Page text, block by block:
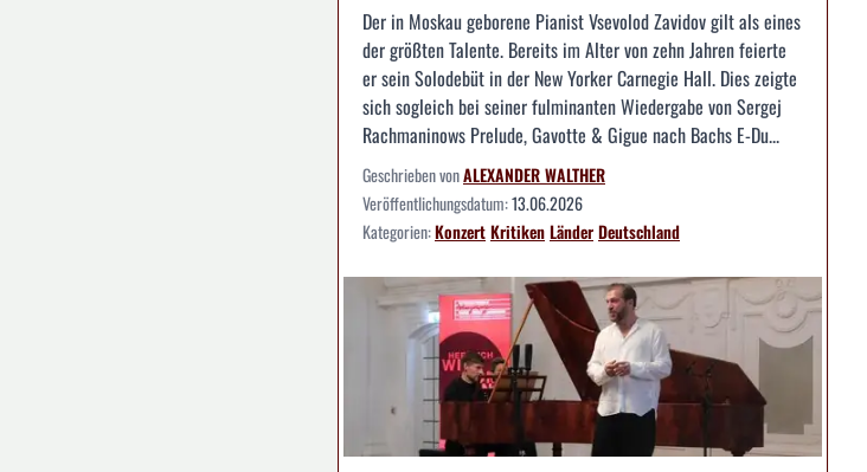
Der in Moskau geborene Pianist Vsevolod Zavidov gilt als eines
der größten Talente. Bereits im Alter von zehn Jahren feierte
er sein Solodebüt in der New Yorker Carnegie Hall. Dies zeigte
sich sogleich bei seiner fulminanten Wiedergabe von Sergej
Rachmaninows Prelude, Gavotte & Gigue nach Bachs E-Du...
Geschrieben vonALEXANDER WALTHER
Veröffentlichungsdatum:13.06.2026
Kategorien:KonzertKritikenLänderDeutschland